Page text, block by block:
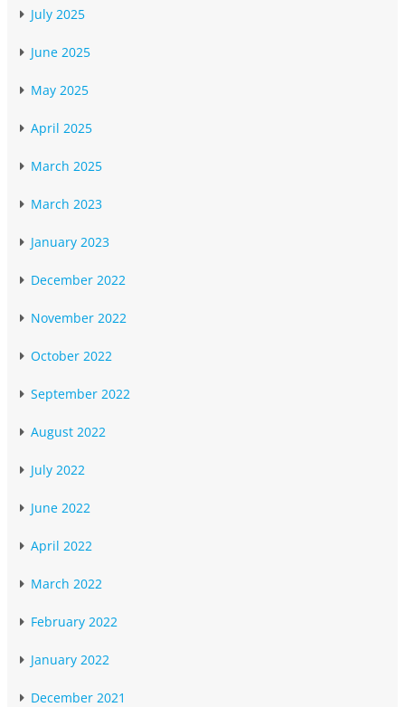
July 2025
June 2025
May 2025
April 2025
March 2025
March 2023
January 2023
December 2022
November 2022
October 2022
September 2022
August 2022
July 2022
June 2022
April 2022
March 2022
February 2022
January 2022
December 2021